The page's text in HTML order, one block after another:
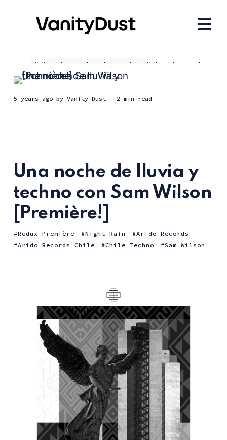
5 years agoby Vanity Dust — 2 min read
Una noche de lluvia y
techno con Sam Wilson
[Première!]
Redux Première Night Rain
Arido Records
Arido Records Chile
Chile Techno Sam Wilson